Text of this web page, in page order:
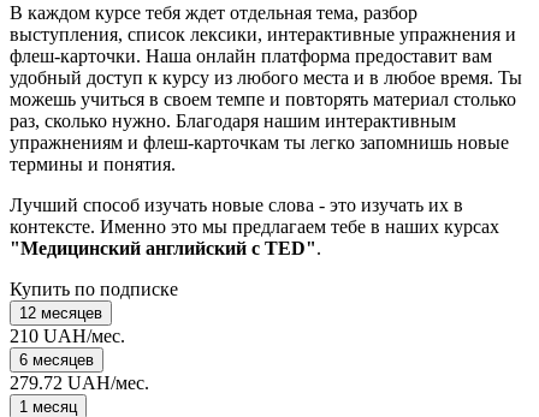
В каждом курсе тебя ждет отдельная тема, разбор
выступления, список лексики, интерактивные упражнения и
флеш-карточки. Наша онлайн платформа предоставит вам
удобный доступ к курсу из любого места и в любое время. Ты
можешь учиться в своем темпе и повторять материал столько
раз, сколько нужно. Благодаря нашим интерактивным
упражнениям и флеш-карточкам ты легко запомнишь новые
термины и понятия.
Лучший способ изучать новые слова - это изучать их в
контексте. Именно это мы предлагаем тебе в наших курсах
"Медицинский английский с TED".
Купить по подписке
12 месяцев
210 UAH/мес.
6 месяцев
279.72 UAH/мес.
1 месяц